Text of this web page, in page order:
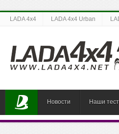
LADA 4x4 LADA 4x4 Urban
Новости Наши